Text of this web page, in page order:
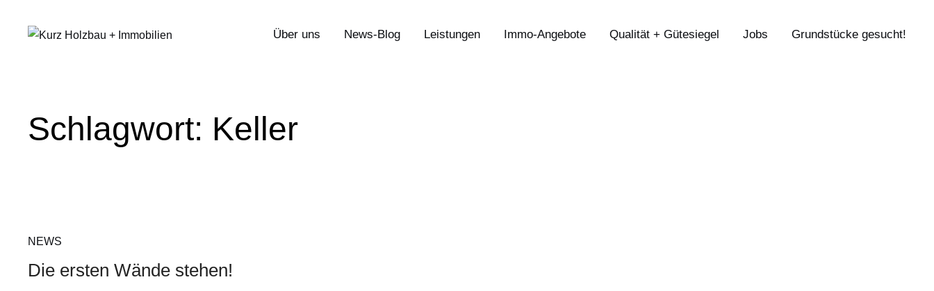
Über uns News-Blog Leistungen Immo-Angebote Qualität + Gütesiegel Jobs Grundstücke gesucht!
Schlagwort: Keller
NEWS
Die ersten Wände stehen!